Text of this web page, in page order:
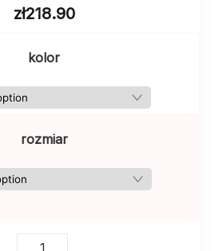
zł218.90
kolor
rozmiar
Kombinezon